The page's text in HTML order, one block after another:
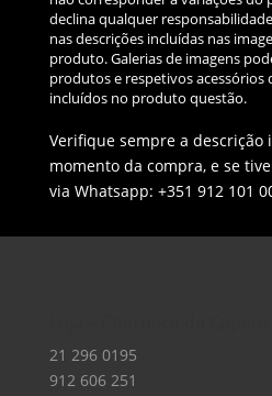
declina qualquer
nas descrições incluídas nas
produto. Galerias de imagens
produtos e respetivos acessórios
incluídos no produto questão.
Verifique sempre a descrição
momento da compra, e se
via Whatsapp: +351 912 101
21 296 0195
912 606 251